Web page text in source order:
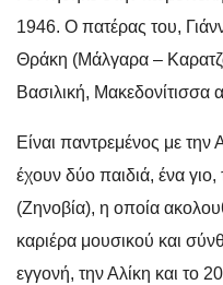
1946. Ο πατέρας του,
Θράκη (Μάλγαρα –
Βασιλική,
Είναι παντρεμένος με την
έχουν δύο παιδιά, ένα
(Ζηνοβία), η οποία
καριέρα μουσικού και
εγγονή, την Αλίκη και το